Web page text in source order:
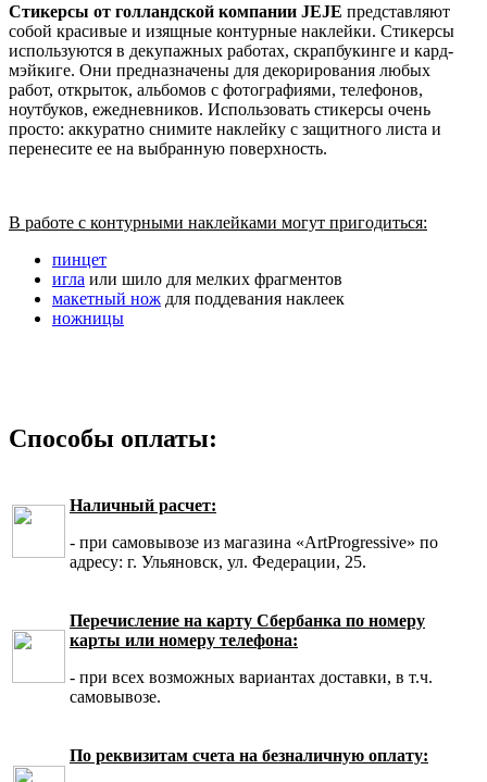
Стикерсы от голландской компании JEJE представляют
собой красивые и изящные контурные наклейки. Стикерсы
используются в декупажных работах, скрапбукинге и кард-
мэйкиге. Они предназначены для декорирования любых
работ, открыток, альбомов с фотографиями, телефонов,
ноутбуков, ежедневников. Использовать стикерсы очень
просто: аккуратно снимите наклейку с защитного листа и
перенесите ее на выбранную поверхность.
В работе с контурными наклейками могут пригодиться:
пинцет
игла или шило для мелких фрагментов
макетный нож для поддевания наклеек
ножницы
Способы оплаты:
Наличный расчет:
- при самовывозе из магазина «ArtProgressive» по
адресу: г. Ульяновск, ул. Федерации, 25.
Перечисление на карту Сбербанка по номеру
карты или номеру телефона:
- при всех возможных вариантах доставки, в т.ч.
самовывозе.
По реквизитам счета на безналичную оплату: